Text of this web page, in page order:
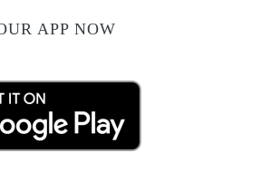
APP NOW